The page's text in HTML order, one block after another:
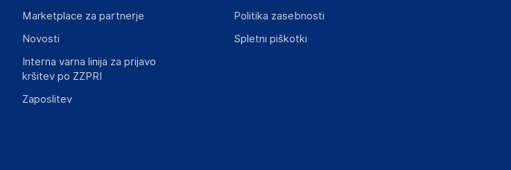
Marketplace za partnerje
Novosti
Interna varna linija za prijavo
kršitev po ZZPRI
Zaposlitev
Politika zasebnosti
Spletni piškotki